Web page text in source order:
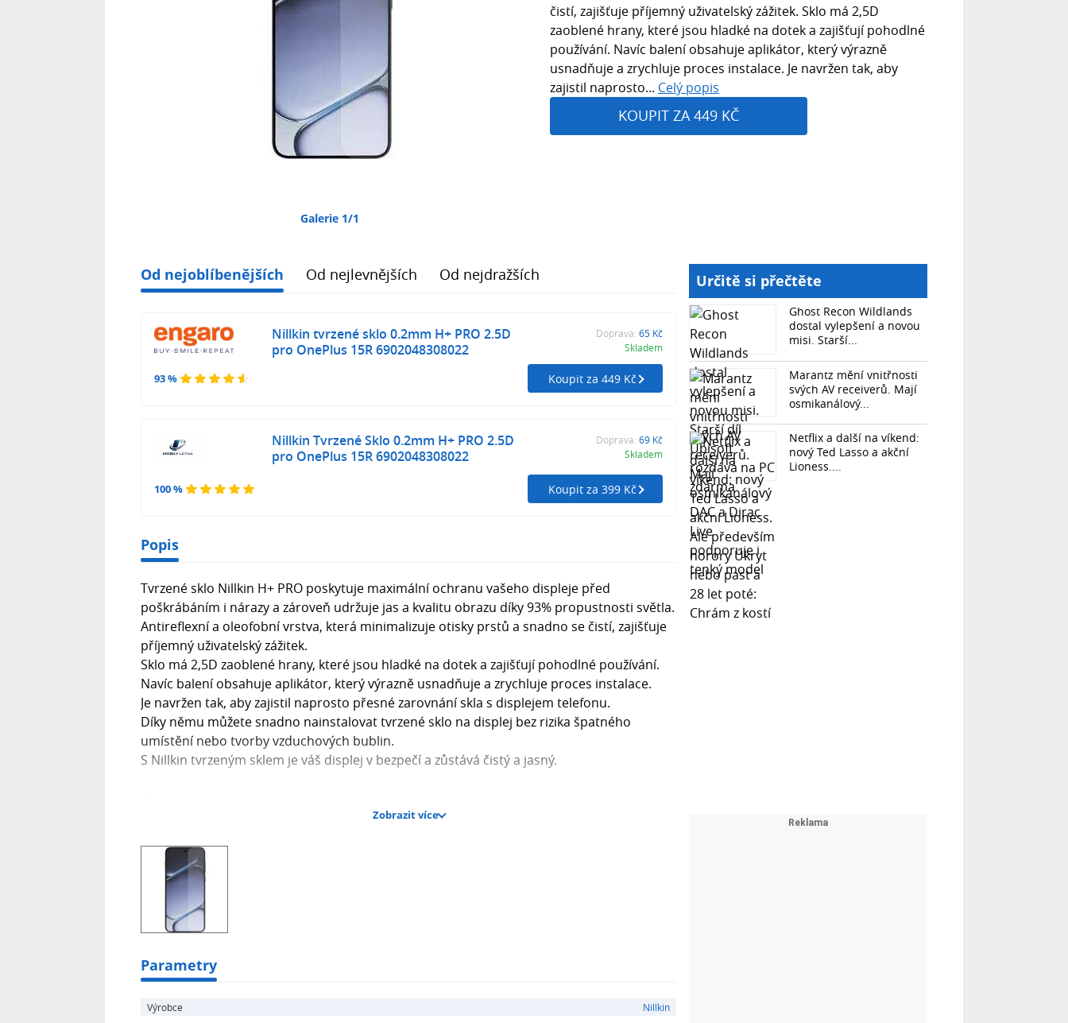
Galerie 1/1
čistí, zajišťuje příjemný uživatelský zážitek. Sklo má 2,5D
zaoblené hrany, které jsou hladké na dotek a zajišťují pohodlné
používání. Navíc balení obsahuje aplikátor, který výrazně
usnadňuje a zrychluje proces instalace. Je navržen tak, aby
zajistil naprosto... Celý popis
KOUPIT ZA 449 KČ
Od nejoblíbenějších Od nejlevnějších Od nejdražších
93 %
Nillkin tvrzené sklo 0.2mm H+ PRO 2.5D
pro OnePlus 15R 6902048308022
Doprava: 65 Kč
Skladem
Koupit za 449 Kč
100 %
Nillkin Tvrzené Sklo 0.2mm H+ PRO 2.5D
pro OnePlus 15R 6902048308022
Doprava: 69 Kč
Skladem
Koupit za 399 Kč
Popis
Tvrzené sklo Nillkin H+ PRO poskytuje maximální ochranu vašeho displeje před
poškrábáním i nárazy a zároveň udržuje jas a kvalitu obrazu díky 93% propustnosti světla.
Antireflexní a oleofobní vrstva, která minimalizuje otisky prstů a snadno se čistí, zajišťuje
příjemný uživatelský zážitek.
Sklo má 2,5D zaoblené hrany, které jsou hladké na dotek a zajišťují pohodlné používání.
Navíc balení obsahuje aplikátor, který výrazně usnadňuje a zrychluje proces instalace.
Je navržen tak, aby zajistil naprosto přesné zarovnání skla s displejem telefonu.
Díky němu můžete snadno nainstalovat tvrzené sklo na displej bez rizika špatného
umístění nebo tvorby vzduchových bublin.
S Nillkin tvrzeným sklem je váš displej v bezpečí a zůstává čistý a jasný.
- Instalační aplikátor v balení
- Lepící vrstva po celé ploše skla
- Sklo kryje jen rovnou část displeje
- Antireflexní a oleofobní vrstva
- 93% propustnost světla
Zobrazit více
Parametry
Výrobce Nillkin
Určitě si přečtěte
Ghost Recon Wildlands
dostal vylepšení a novou
misi. Starší...
Marantz mění vnitřnosti
svých AV receiverů. Mají
osmikanálový...
Netflix a další na víkend:
nový Ted Lasso a akční
Lioness....